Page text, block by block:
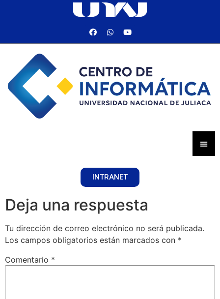
INTRANET
Deja una respuesta
Tu dirección de correo electrónico no será publicada.
Los campos obligatorios están marcados con *
Comentario *